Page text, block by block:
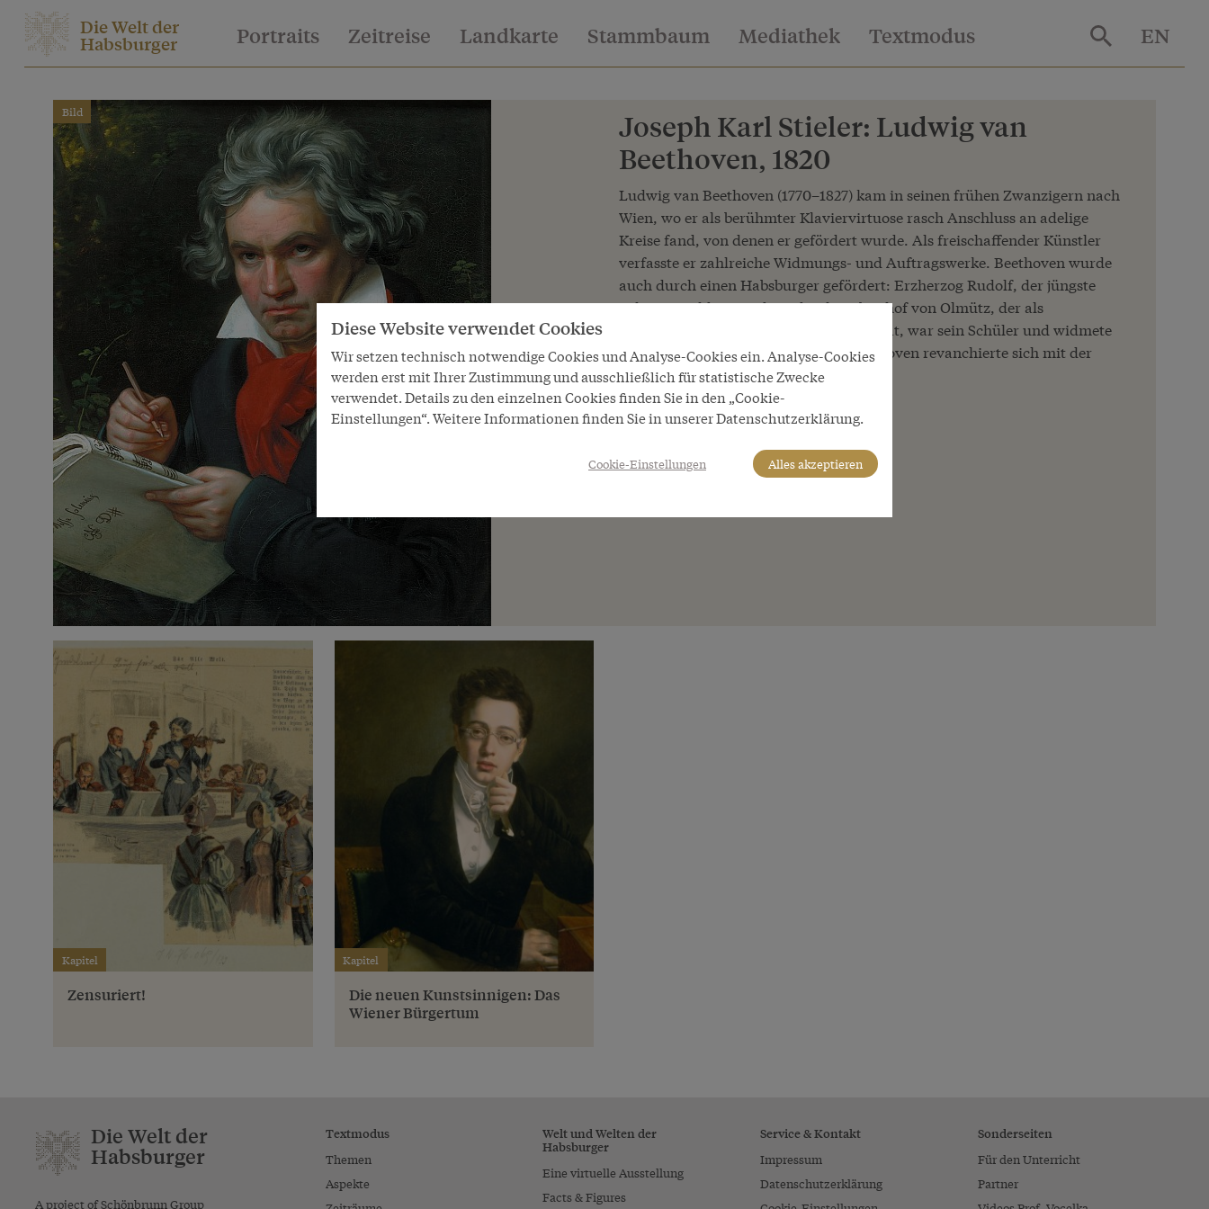
Die Welt der
Habsburger Portraits Zeitreise Landkarte Stammbaum Mediathek Textmodus EN
Bild
Joseph Karl Stieler: Ludwig van
Beethoven, 1820
Ludwig van Beethoven (1770–1827) kam in seinen frühen Zwanzigern nach
Wien, wo er als berühmter Klaviervirtuose rasch Anschluss an adelige
Kreise fand, von denen er gefördert wurde. Als freischaffender Künstler
verfasste er zahlreiche Widmungs- und Auftragswerke. Beethoven wurde
auch durch einen Habsburger gefördert: Erzherzog Rudolf, der jüngste
Sohn Leopolds II. und Kardinal-Erzbischof von Olmütz, der als
Klaviervirtuose in adeligen Salons auftrat, war sein Schüler und widmete
Beethoven kleine Kompositionen. Beethoven revanchierte sich mit der
Widmung einiger Klavierwerke.
Kapitel
Zensuriert!
Kapitel
Die neuen Kunstsinnigen: Das
Wiener Bürgertum
Die Welt der
Habsburger
A project of Schönbrunn Group
Textmodus
Themen
Aspekte
Welt und Welten der
Habsburger
Eine virtuelle Ausstellung
Facts & Figures
Service & Kontakt
Impressum
Datenschutzerklärung
Sonderseiten
Für den Unterricht
Partner
Diese Website verwendet Cookies
Wir setzen technisch notwendige Cookies und Analyse-Cookies ein. Analyse-Cookies
werden erst mit Ihrer Zustimmung und ausschließlich für statistische Zwecke
verwendet. Details zu den einzelnen Cookies finden Sie in den „Cookie-
Einstellungen“. Weitere Informationen finden Sie in unserer Datenschutzerklärung.
Cookie-Einstellungen Alles akzeptieren